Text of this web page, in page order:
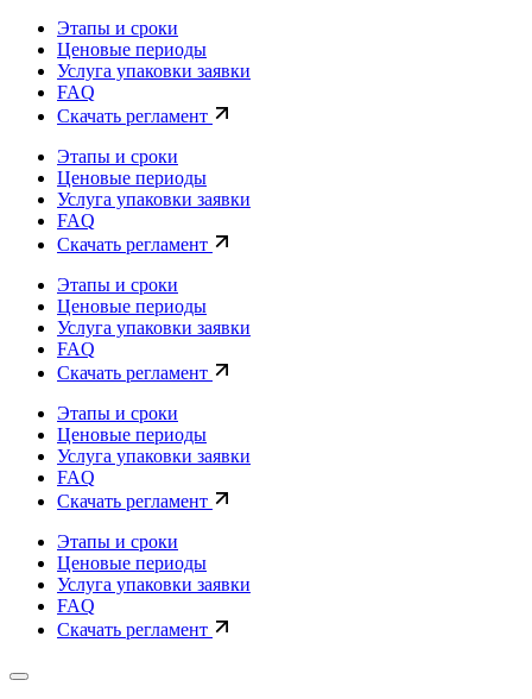
Этапы и сроки
Ценовые периоды
Услуга упаковки заявки
FAQ
Скачать регламент
Этапы и сроки
Ценовые периоды
Услуга упаковки заявки
FAQ
Скачать регламент
Этапы и сроки
Ценовые периоды
Услуга упаковки заявки
FAQ
Скачать регламент
Этапы и сроки
Ценовые периоды
Услуга упаковки заявки
FAQ
Скачать регламент
Этапы и сроки
Ценовые периоды
Услуга упаковки заявки
FAQ
Скачать регламент